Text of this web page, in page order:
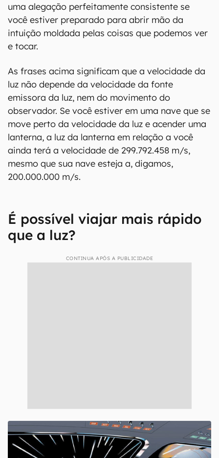
uma alegação perfeitamente consistente se
você estiver preparado para abrir mão da
intuição moldada pelas coisas que podemos ver
e tocar.
As frases acima significam que a velocidade da
luz não depende da velocidade da fonte
emissora da luz, nem do movimento do
observador. Se você estiver em uma nave que se
move perto da velocidade da luz e acender uma
lanterna, a luz da lanterna em relação a você
ainda terá a velocidade de 299.792.458 m/s,
mesmo que sua nave esteja a, digamos,
200.000.000 m/s.
É possível viajar mais rápido
que a luz?
CONTINUA APÓS A PUBLICIDADE